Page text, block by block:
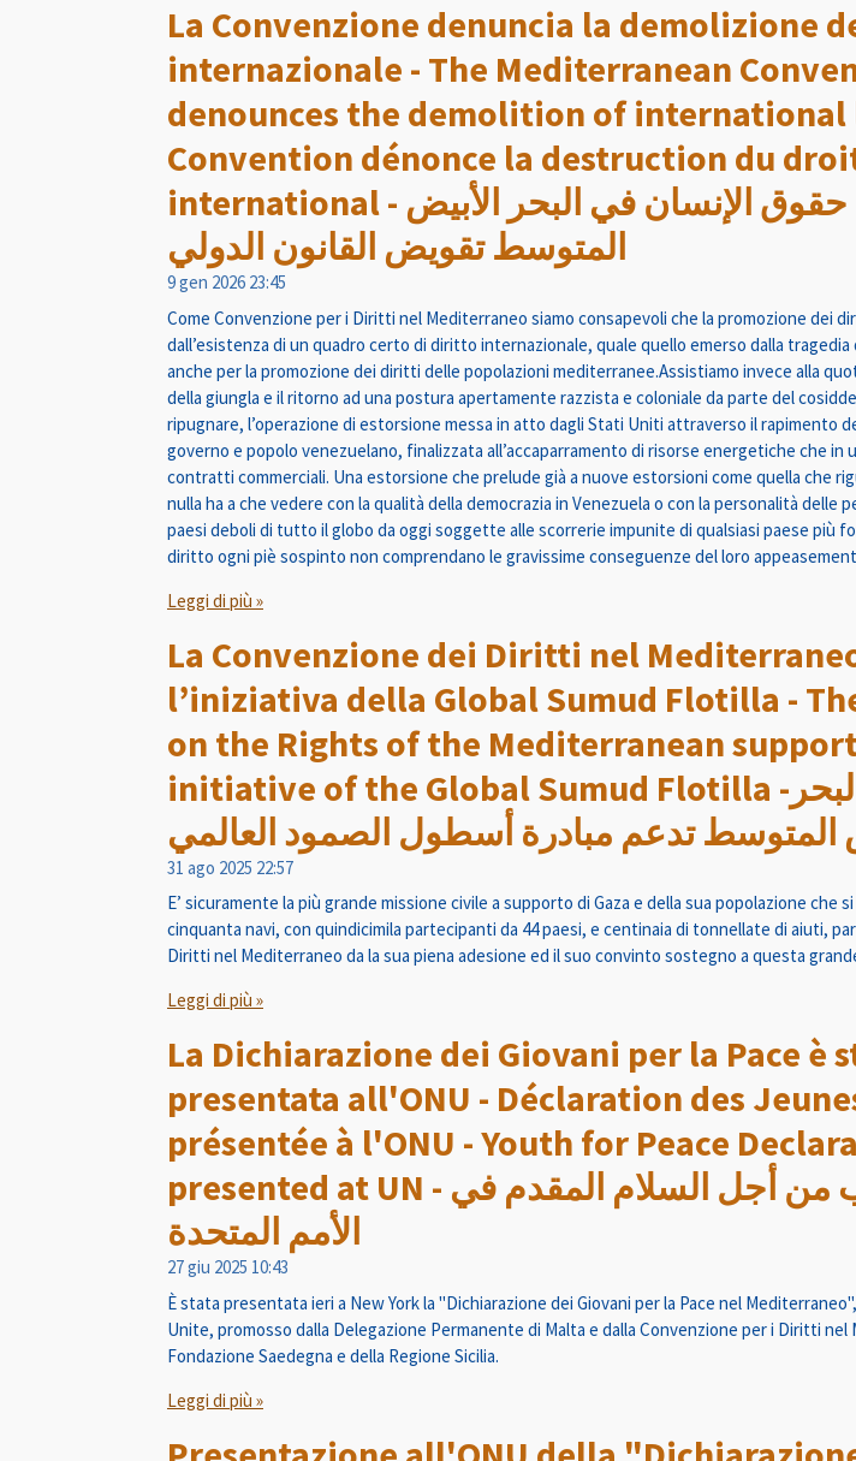
La Convenzione denuncia la demolizione
internazionale - The Mediterranean
denounces the demolition of international
Convention dénonce la destruction du
international - تدين اتفاقية حقوق الإنسان في البحر الأبيض
المتوسط ​​تقويض القانون الدولي
9 gen 2026 23:45
Come Convenzione per i Diritti nel Mediterraneo siamo consapevoli che la promozione dei
dall’esistenza di un quadro certo di diritto internazionale, quale quello emerso dalla
anche per la promozione dei diritti delle popolazioni mediterranee.Assistiamo invece alla
della giungla e il ritorno ad una postura apertamente razzista e coloniale da parte del
ripugnare, l’operazione di estorsione messa in atto dagli Stati Uniti attraverso il rapimento
governo e popolo venezuelano, finalizzata all’accaparramento di risorse energetiche che
contratti commerciali. Una estorsione che prelude già a nuove estorsioni come quella che
nulla ha a che vedere con la qualità della democrazia in Venezuela o con la personalità
paesi deboli di tutto il globo da oggi soggette alle scorrerie impunite di qualsiasi paese più
diritto ogni piè sospinto non comprendano le gravissime conseguenze del loro
Leggi di più »
La Convenzione dei Diritti nel
l’iniziativa della Global Sumud Flotilla -
on the Rights of the Mediterranean
initiative of the Global Sumud Flotilla -اتفاقية حقوق البحر
31 ago 2025 22:57
E’ sicuramente la più grande missione civile a supporto di Gaza e della sua popolazione
cinquanta navi, con quindicimila partecipanti da 44 paesi, e centinaia di tonnellate di aiuti,
Diritti nel Mediterraneo da la sua piena adesione ed il suo convinto sostegno a questa
Leggi di più »
La Dichiarazione dei Giovani per la Pace è
presentata all'ONU - Déclaration des
présentée à l'ONU - Youth for Peace
presented at UN - إعلان الشباب من أجل السلام المقدم في
الأمم المتحدة
27 giu 2025 10:43
È stata presentata ieri a New York la "Dichiarazione dei Giovani per la Pace nel
Unite, promosso dalla Delegazione Permanente di Malta e dalla Convenzione per i Diritti
Fondazione Saedegna e della Regione Sicilia.
Leggi di più »